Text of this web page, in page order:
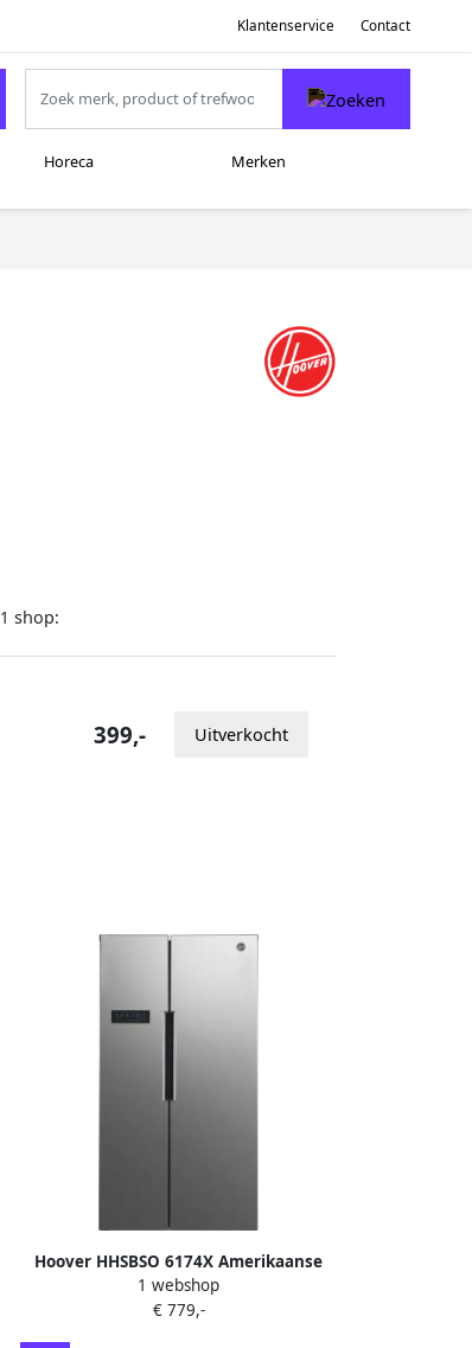
Klantenservice Contact
Horeca Merken
1 shop:
399,- Uitverkocht
Hoover HHSBSO 6174X Amerikaanse
koelkast
1 webshop
€ 779,-